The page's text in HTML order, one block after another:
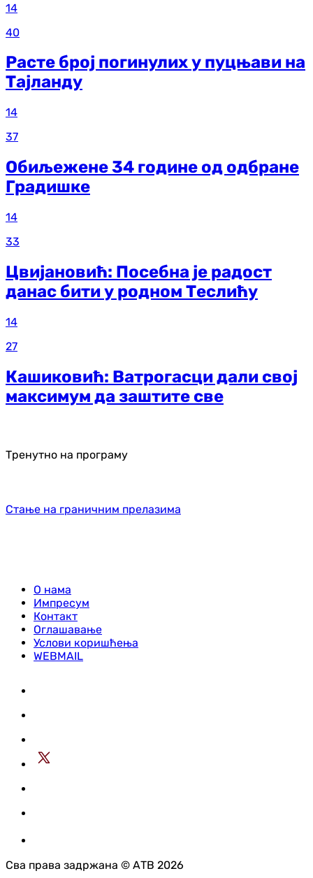
14
40
Расте број погинулих у пуцњави на
Тајланду
14
37
Обиљежене 34 године од одбране
Градишке
14
33
Цвијановић: Посебна је радост
данас бити у родном Теслићу
14
27
Кашиковић: Ватрогасци дали свој
максимум да заштите све
Тренутно на програму
Стање на граничним прелазима
О нама
Импресум
Контакт
Оглашавање
Услови коришћења
WEBMAIL
Сва права задржана © АТВ 2026